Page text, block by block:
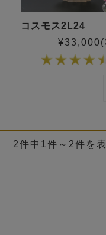
コスモス2L24
¥33,000
2件中1件～2件を